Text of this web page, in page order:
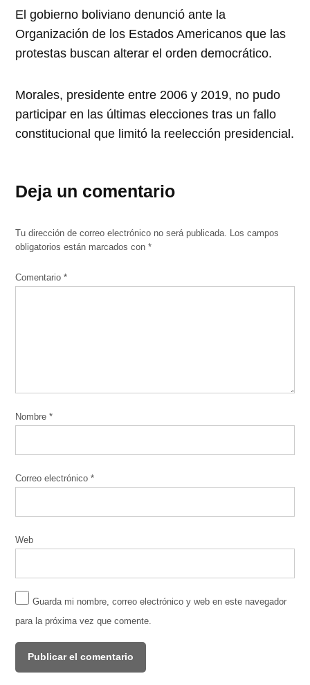
El gobierno boliviano denunció ante la
Organización de los Estados Americanos que las
protestas buscan alterar el orden democrático.
Morales, presidente entre 2006 y 2019, no pudo
participar en las últimas elecciones tras un fallo
constitucional que limitó la reelección presidencial.
Deja un comentario
Tu dirección de correo electrónico no será publicada. Los campos
obligatorios están marcados con*
Comentario*
Nombre*
Correo electrónico*
Web
Guarda mi nombre, correo electrónico y web en este navegador
para la próxima vez que comente.